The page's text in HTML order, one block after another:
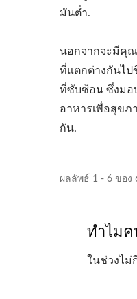
มันต่ำ.
นอกจากจะมีคุณ
ที่แตกต่างกันไป
ที่ซับซ้อน ซึ่งมอ
อาหารเพื่อสุขภ
กัน.
ผลลัพธ์ 1 - 6 ของ
ทำไมค
ในช่วงไม่